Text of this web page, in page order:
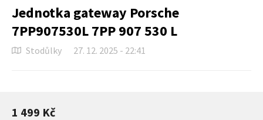
Jednotka gateway Porsche
7PP907530L 7PP 907 530 L
Stodůlky 27. 12. 2025 - 22:41
1 499 Kč